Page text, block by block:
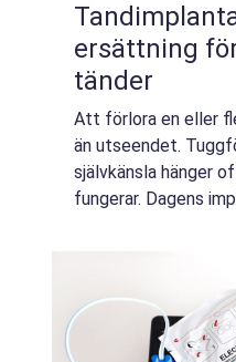
ersättning
tänder
Att förlora en eller
än utseendet.
självkänsla hänger
fungerar. Dagens